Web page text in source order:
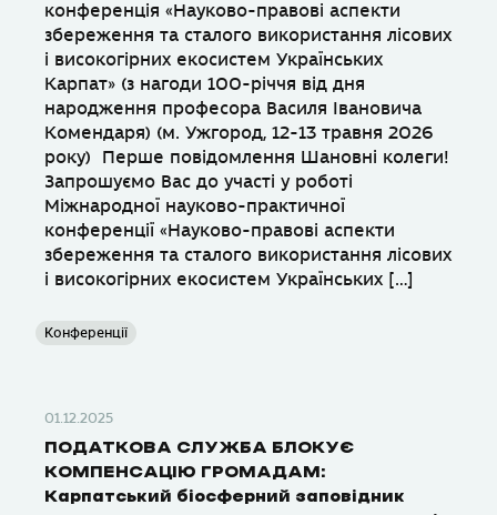
конференція «Науково-правові аспекти
збереження та сталого використання лісових
і високогірних екосистем Українських
Карпат» (з нагоди 100-річчя від дня
народження професора Василя Івановича
Комендаря) (м. Ужгород, 12-13 травня 2026
року) Перше повідомлення Шановні колеги!
Запрошуємо Вас до участі у роботі
Міжнародної науково-практичної
конференції «Науково-правові аспекти
збереження та сталого використання лісових
і високогірних екосистем Українських […]
Конференції
01.12.2025
ПОДАТКОВА СЛУЖБА БЛОКУЄ
КОМПЕНСАЦІЮ ГРОМАДАМ:
Карпатський біосферний заповідник